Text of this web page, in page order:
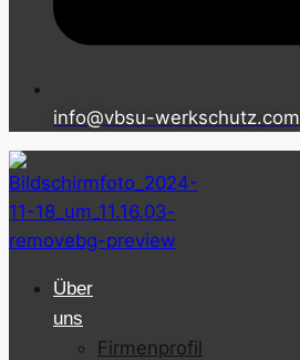
info@vbsu-werkschutz.com
Über
uns
Firmenprofil